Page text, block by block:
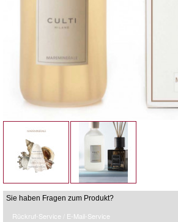
Sie haben Fragen zum Produkt?
Rückruf-Service / E-Mail-Service